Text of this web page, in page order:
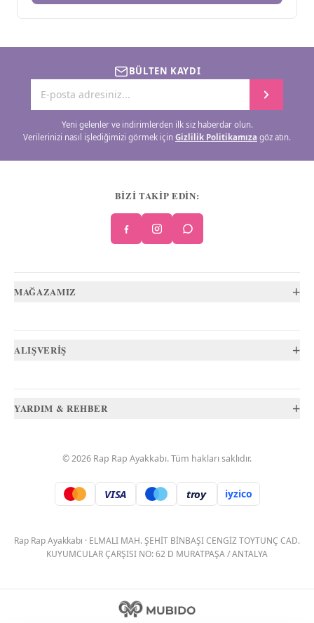
BÜLTEN KAYDI
Yeni gelenler ve indirimlerden ilk siz haberdar olun.
Verilerinizi nasıl işlediğimizi görmek için Gizlilik Politikamıza göz atın.
BİZİ TAKİP EDİN:
MAĞAZAMIZ +
ALIŞVERİŞ +
YARDIM & REHBER +
©2026 Rap Rap Ayakkabı. Tüm hakları saklıdır.
VISA troy. iyzico
Rap Rap Ayakkabı · ELMALI MAH. ŞEHİT BİNBAŞI CENGİZ TOYTUNÇ CAD.
KUYUMCULAR ÇARŞISI NO: 62 D MURATPAŞA / ANTALYA